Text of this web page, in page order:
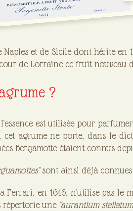
Naples et de Sicile dont hérite
de Lorraine ce fruit nouveau
?
est utilisée pour
cet agrume ne porte, dans le
Bergamotte étaient connus
sont ainsi déjà connues
Ferrari, en 1646, n'utilise pas le
répertorie une "aurantium